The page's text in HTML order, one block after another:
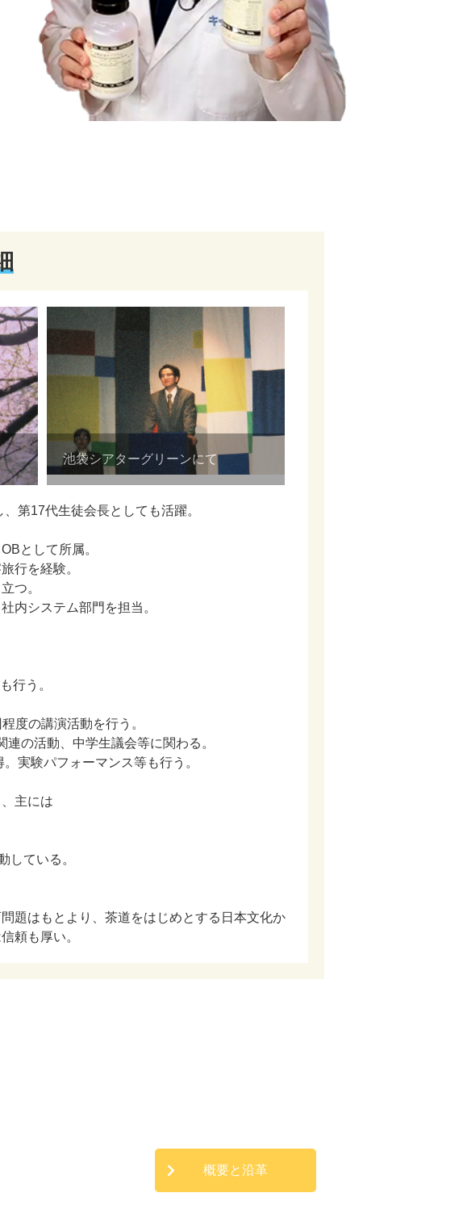
池袋シアターグリーンにて
第17代生徒会長としても活躍。
として所属。
行を経験。
つ。
内システム部門を担当。
行う。
度の講演活動を行う。
連の活動、中学生議会等に関わる。
実験パフォーマンス等も行う。
主には
している。
題はもとより、茶道をはじめとする日本文化か
頼も厚い。
概要と沿革